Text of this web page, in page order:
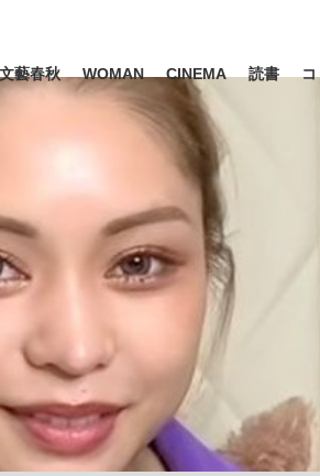
ビジネス
「90%は失敗する。でも…」本田圭佑
日本生まれのK-POPア
文藝春秋 WOMAN CINEMA 読書 コ
#森岡毅 #城彰二 #内田有紀